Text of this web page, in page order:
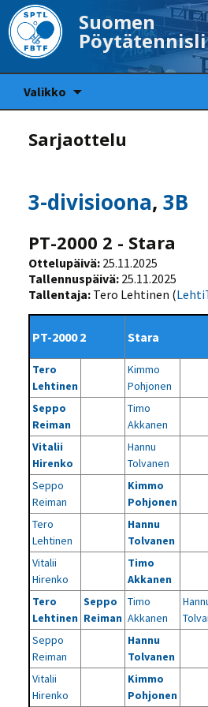
Suomen
Valikko
Sarjaottelu
3-divisioona,3B
PT-2000 2 - Stara
Ottelupäivä: 25.11.2025
Tallennuspäivä: 25.11.2025
Tallentaja: Tero Lehtinen (
PT-2000 2 Stara
Tero
Lehtinen
Kimmo
Pohjonen
Seppo
Reiman
Timo
Akkanen
Vitalii
Hirenko
Hannu
Tolvanen
Seppo
Reiman
Kimmo
Pohjonen
Tero
Lehtinen
Hannu
Tolvanen
Vitalii
Hirenko
Timo
Akkanen
Tero
Lehtinen
Seppo
Reiman
Timo
Akkanen
Seppo
Reiman
Hannu
Tolvanen
Vitalii
Hirenko
Kimmo
Pohjonen